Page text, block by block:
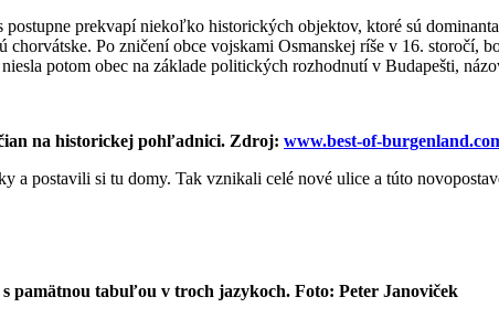
prekvapí niekoľko historických objektov, ktoré sú
Po zničení obce vojskami Osmanskej ríše v 16. storočí,
potom obec na základe politických rozhodnutí v Budapešti,
na historickej pohľadnici. Zdroj: www.best-of-
postavili si tu domy. Tak vznikali celé nové ulice a túto
pamätnou tabuľou v troch jazykoch. Foto: Peter Janoviček